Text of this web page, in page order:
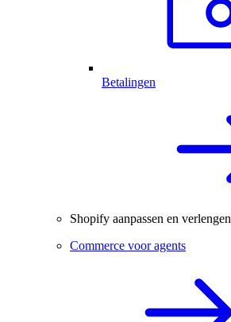
Betalingen
Shopify aanpassen en verlengen
Commerce voor agents